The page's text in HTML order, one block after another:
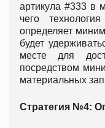
артикула #333 в
чего
определяет
будет
месте для
посредством
материальных
Стратегия №4: